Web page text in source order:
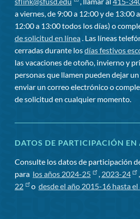
a viernes, de 9:00 a 12:00 y de 13:00
12:00 a 13:00 todos los días) o
de solicitud en línea. Las líneas
cerradas durante losdías festivos
las vacaciones de otoño, invierno y
personas que llamen pueden dejar
enviar un correo electrónico o
de solicitud en cualquier momento.
DATOS DE PARTICIPACIÓN EN
Consulte los datos de participación
para los años 2024-25 , 2023-24 ,
22
o desde el año 2015-16 hasta